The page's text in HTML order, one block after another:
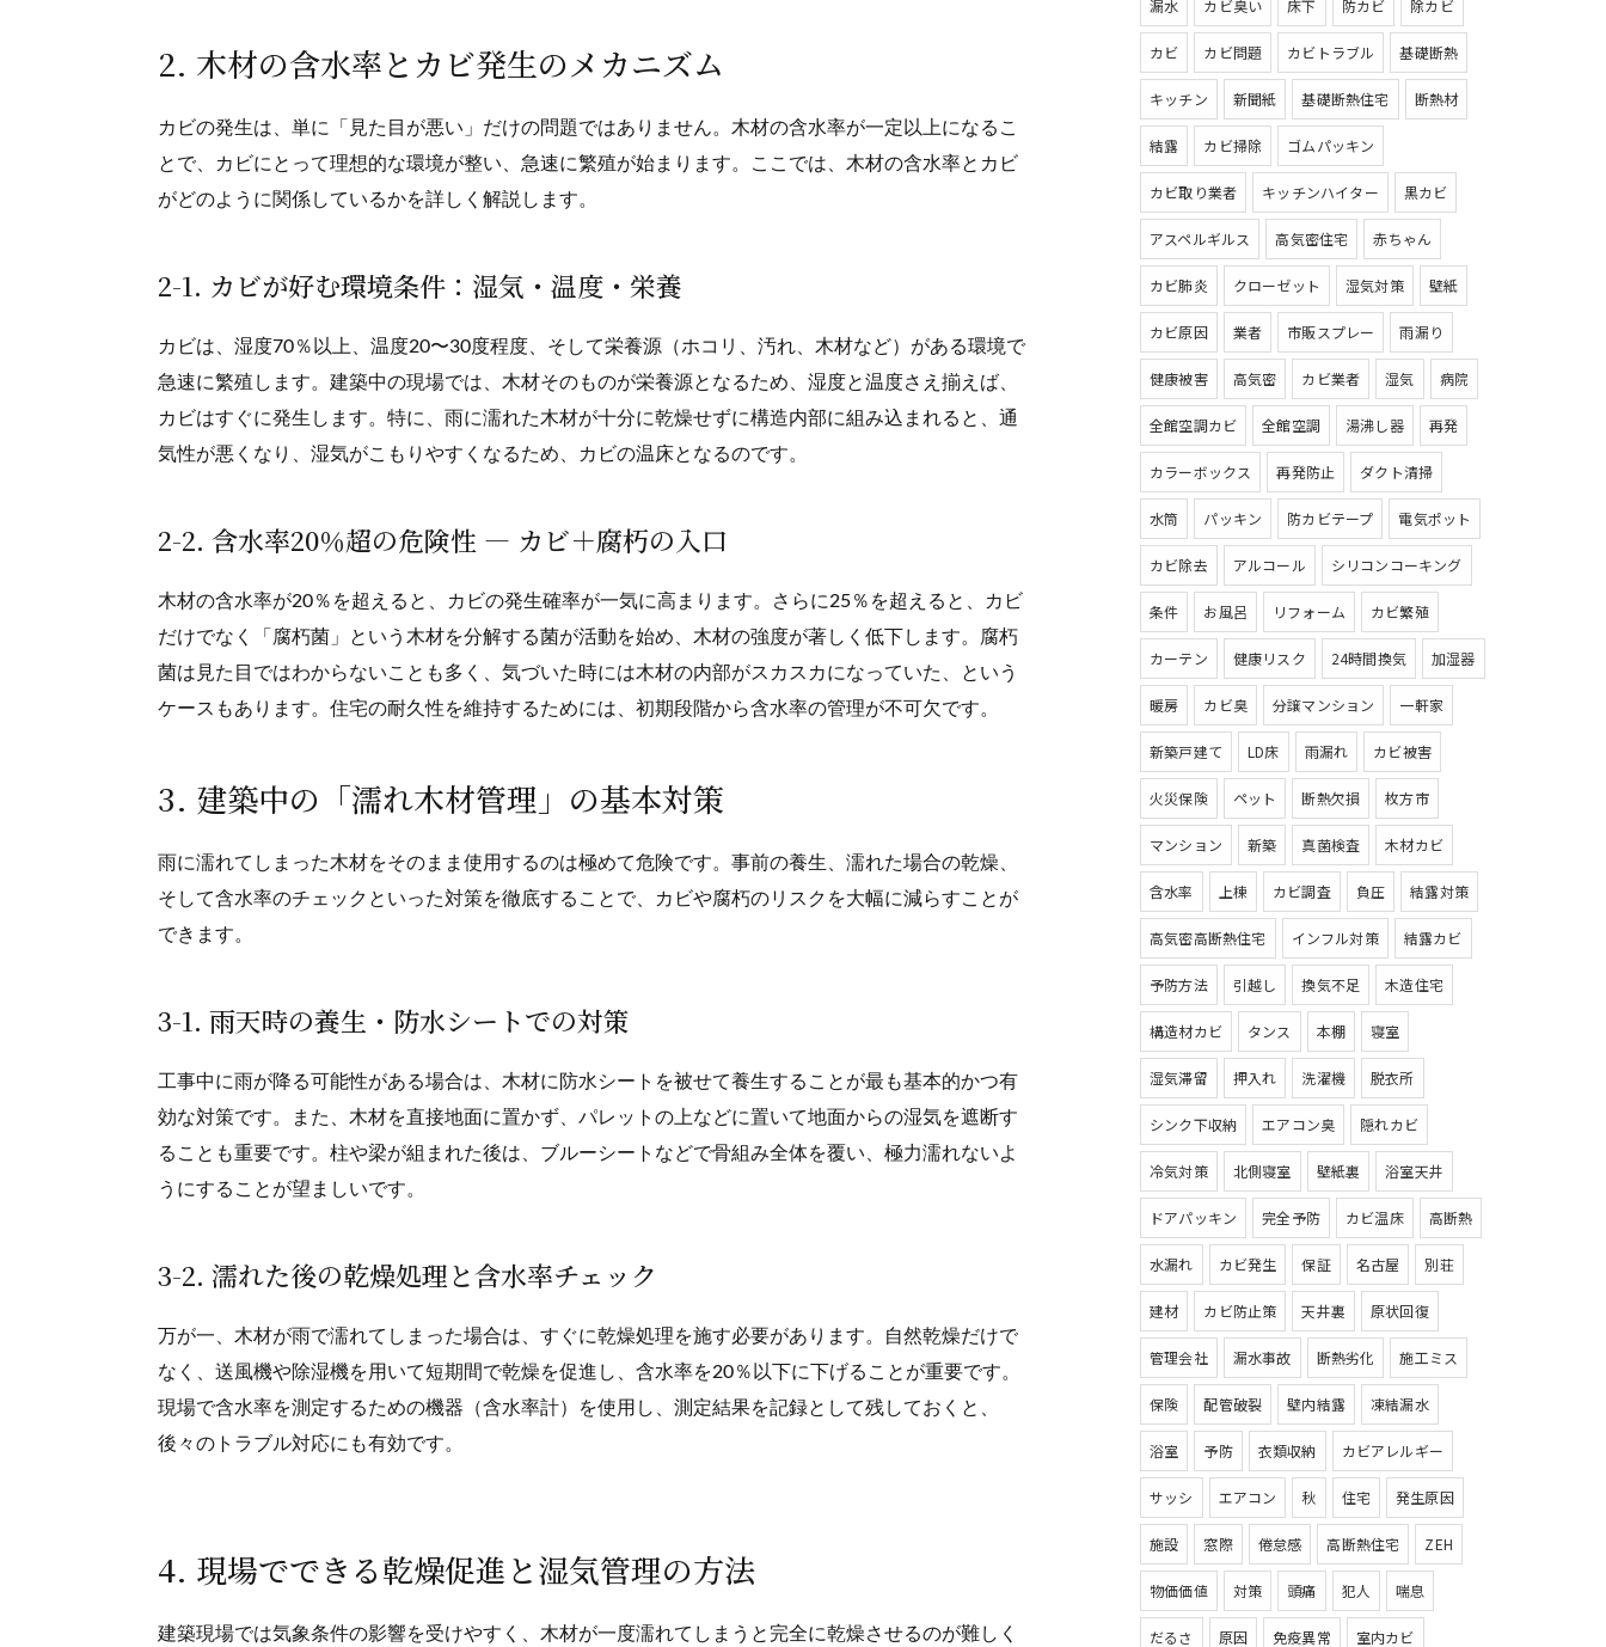
2. 木材の含水率とカビ発生のメカニズム
カビの発生は、単に「見た目が悪い」だけの問題ではありません。木材の含水率が一定以上になるこ
とで、カビにとって理想的な環境が整い、急速に繁殖が始まります。ここでは、木材の含水率とカビ
がどのように関係しているかを詳しく解説します。
2-1. カビが好む環境条件：湿気・温度・栄養
カビは、湿度70％以上、温度20〜30度程度、そして栄養源（ホコリ、汚れ、木材など）がある環境で
急速に繁殖します。建築中の現場では、木材そのものが栄養源となるため、湿度と温度さえ揃えば、
カビはすぐに発生します。特に、雨に濡れた木材が十分に乾燥せずに構造内部に組み込まれると、通
気性が悪くなり、湿気がこもりやすくなるため、カビの温床となるのです。
2-2. 含水率20％超の危険性 — カビ＋腐朽の入口
木材の含水率が20％を超えると、カビの発生確率が一気に高まります。さらに25％を超えると、カビ
だけでなく「腐朽菌」という木材を分解する菌が活動を始め、木材の強度が著しく低下します。腐朽
菌は見た目ではわからないことも多く、気づいた時には木材の内部がスカスカになっていた、という
ケースもあります。住宅の耐久性を維持するためには、初期段階から含水率の管理が不可欠です。
3. 建築中の「濡れ木材管理」の基本対策
雨に濡れてしまった木材をそのまま使用するのは極めて危険です。事前の養生、濡れた場合の乾燥、
そして含水率のチェックといった対策を徹底することで、カビや腐朽のリスクを大幅に減らすことが
できます。
3-1. 雨天時の養生・防水シートでの対策
工事中に雨が降る可能性がある場合は、木材に防水シートを被せて養生することが最も基本的かつ有
効な対策です。また、木材を直接地面に置かず、パレットの上などに置いて地面からの湿気を遮断す
ることも重要です。柱や梁が組まれた後は、ブルーシートなどで骨組み全体を覆い、極力濡れないよ
うにすることが望ましいです。
3-2. 濡れた後の乾燥処理と含水率チェック
万が一、木材が雨で濡れてしまった場合は、すぐに乾燥処理を施す必要があります。自然乾燥だけで
なく、送風機や除湿機を用いて短期間で乾燥を促進し、含水率を20％以下に下げることが重要です。
現場で含水率を測定するための機器（含水率計）を使用し、測定結果を記録として残しておくと、
後々のトラブル対応にも有効です。
4. 現場でできる乾燥促進と湿気管理の方法
建築現場では気象条件の影響を受けやすく、木材が一度濡れてしまうと完全に乾燥させるのが難しく
漏水 カビ臭い 床下 防カビ 除カビ
カビ カビ問題 カビトラブル 基礎断熱
キッチン 新聞紙 基礎断熱住宅 断熱材
結露 カビ掃除 ゴムパッキン
カビ取り業者 キッチンハイター 黒カビ
アスペルギルス 高気密住宅 赤ちゃん
カビ肺炎 クローゼット 湿気対策 壁紙
カビ原因 業者 市販スプレー 雨漏り
健康被害 高気密 カビ業者 湿気 病院
全館空調カビ 全館空調 湯沸し器 再発
カラーボックス 再発防止 ダクト清掃
水筒 パッキン 防カビテープ 電気ポット
カビ除去 アルコール シリコンコーキング
条件 お風呂 リフォーム カビ繁殖
カーテン 健康リスク 24時間換気 加湿器
暖房 カビ臭 分譲マンション 一軒家
新築戸建て LD床 雨漏れ カビ被害
火災保険 ペット 断熱欠損 枚方市
マンション 新築 真菌検査 木材カビ
含水率 上棟 カビ調査 負圧 結露対策
高気密高断熱住宅 インフル対策 結露カビ
予防方法 引越し 換気不足 木造住宅
構造材カビ タンス 本棚 寝室
湿気滞留 押入れ 洗濯機 脱衣所
シンク下収納 エアコン臭 隠れカビ
冷気対策 北側寝室 壁紙裏 浴室天井
ドアパッキン 完全予防 カビ温床 高断熱
水漏れ カビ発生 保証 名古屋 別荘
建材 カビ防止策 天井裏 原状回復
管理会社 漏水事故 断熱劣化 施工ミス
保険 配管破裂 壁内結露 凍結漏水
浴室 予防 衣類収納 カビアレルギー
サッシ エアコン 秋 住宅 発生原因
施設 窓際 倦怠感 高断熱住宅 ZEH
物価価値 対策 頭痛 犯人 喘息
だるさ 原因 免疫異常 室内カビ